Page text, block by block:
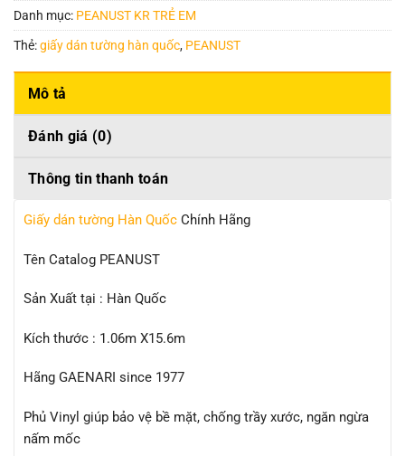
Danh mục: PEANUST KR TRẺ EM
Thẻ:giấy dán tường hàn quốc, PEANUST
Mô tả
Đánh giá (0)
Thông tin thanh toán
Giấy dán tường Hàn Quốc Chính Hãng
Tên Catalog PEANUST
Sản Xuất tại : Hàn Quốc
Kích thước : 1.06m X15.6m
Hãng GAENARI since 1977
Phủ Vinyl giúp bảo vệ bề mặt, chống trầy xước, ngăn ngừa
nấm mốc